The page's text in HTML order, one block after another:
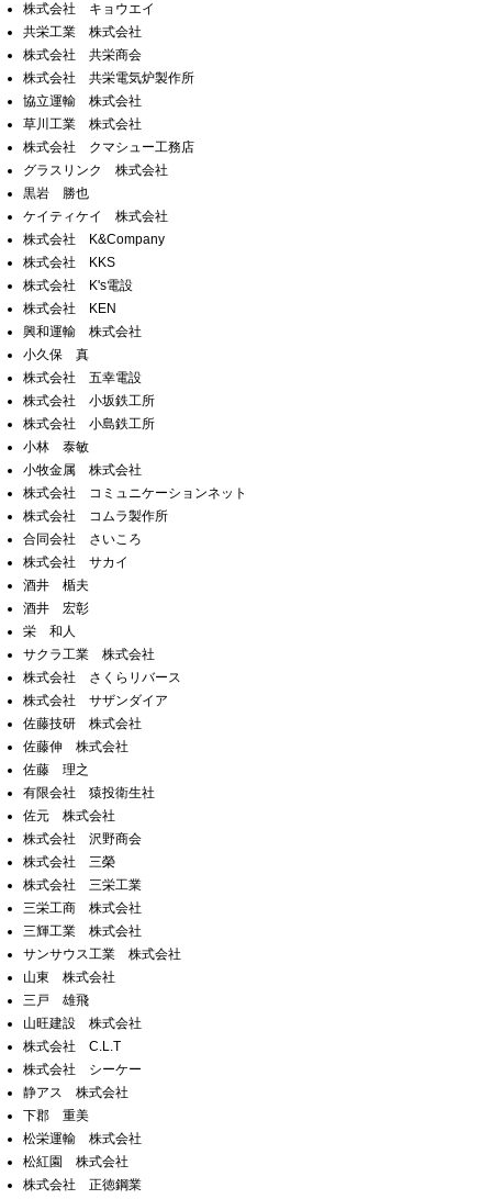
株式会社 キョウエイ
共栄工業 株式会社
株式会社 共栄商会
株式会社 共栄電気炉製作所
協立運輸 株式会社
草川工業 株式会社
株式会社 クマシュー工務店
グラスリンク 株式会社
黒岩 勝也
ケイティケイ 株式会社
株式会社 K&Company
株式会社 KKS
株式会社 K's電設
株式会社 KEN
興和運輸 株式会社
小久保 真
株式会社 五幸電設
株式会社 小坂鉄工所
株式会社 小島鉄工所
小林 泰敏
小牧金属 株式会社
株式会社 コミュニケーションネット
株式会社 コムラ製作所
合同会社 さいころ
株式会社 サカイ
酒井 楯夫
酒井 宏彰
栄 和人
サクラ工業 株式会社
株式会社 さくらリバース
株式会社 サザンダイア
佐藤技研 株式会社
佐藤伸 株式会社
佐藤 理之
有限会社 猿投衛生社
佐元 株式会社
株式会社 沢野商会
株式会社 三榮
株式会社 三栄工業
三栄工商 株式会社
三輝工業 株式会社
サンサウス工業 株式会社
山東 株式会社
三戸 雄飛
山旺建設 株式会社
株式会社 C.L.T
株式会社 シーケー
静アス 株式会社
下郡 重美
松栄運輸 株式会社
松紅園 株式会社
株式会社 正徳鋼業